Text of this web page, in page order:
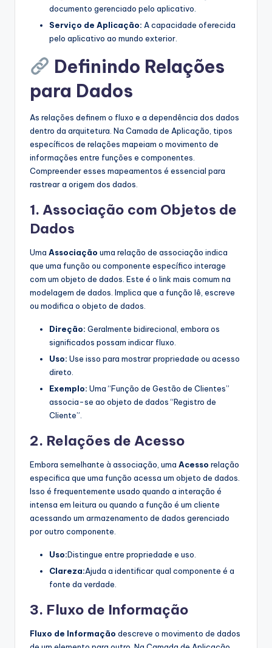
documento gerenciado pelo aplicativo.
Serviço de Aplicação: A capacidade oferecida
pelo aplicativo ao mundo exterior.
Definindo Relações
para Dados
As relações definem o fluxo e a dependência dos dados
dentro da arquitetura. Na Camada de Aplicação, tipos
específicos de relações mapeiam o movimento de
informações entre funções e componentes.
Compreender esses mapeamentos é essencial para
rastrear a origem dos dados.
1. Associação com Objetos de
Dados
Uma Associação uma relação de associação indica
que uma função ou componente específico interage
com um objeto de dados. Este é o link mais comum na
modelagem de dados. Implica que a função lê, escreve
ou modifica o objeto de dados.
Direção: Geralmente bidirecional, embora os
significados possam indicar fluxo.
Uso: Use isso para mostrar propriedade ou acesso
direto.
Exemplo: Uma “Função de Gestão de Clientes”
associa-se ao objeto de dados “Registro de
Cliente”.
2. Relações de Acesso
Embora semelhante à associação, uma Acesso relação
especifica que uma função acessa um objeto de dados.
Isso é frequentemente usado quando a interação é
intensa em leitura ou quando a função é um cliente
acessando um armazenamento de dados gerenciado
por outro componente.
Uso:Distingue entre propriedade e uso.
Clareza:Ajuda a identificar qual componente é a
fonte da verdade.
3. Fluxo de Informação
Fluxo de Informação descreve o movimento de dados